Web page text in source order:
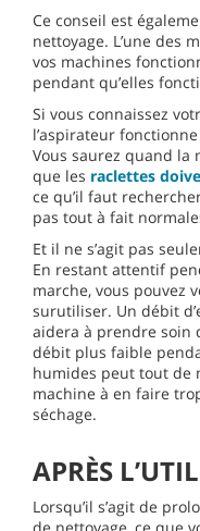
Ce conseil est
nettoyage. L’une des
vos machines
pendant qu’elles
Si vous connaissez
l’aspirateur
Vous saurez quand la
que les raclettes
ce qu’il faut
pas tout à fait
Et il ne s’agit pas
En restant attentif
marche, vous pouvez
surutiliser. Un débit
aidera à prendre soin
débit plus faible
humides peut tout de
machine à en faire
séchage.
APRÈS
Lorsqu’il s’agit de